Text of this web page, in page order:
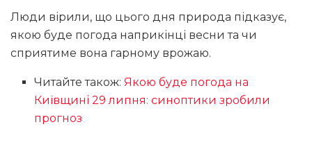
Люди вірили, що цього дня природа підказує,
якою буде погода наприкінці весни та чи
сприятиме вона гарному врожаю.
Читайте також:Якою буде погода на
Київщині 29 липня: синоптики зробили
прогноз